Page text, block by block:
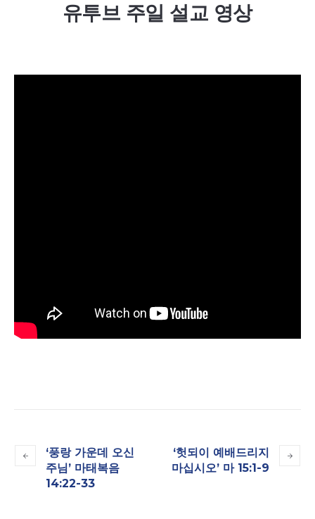
유투브 주일 설교 영상
‘풍랑 가운데 오신
주님’ 마태복음
14:22-33
‘헛되이 예배드리지
마십시오’ 마 15:1-9